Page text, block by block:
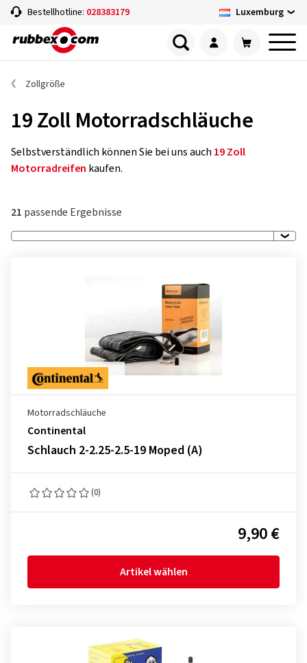
Bestellhotline: 028383179 Luxemburg
Zollgröße
19 Zoll Motorradschläuche
Selbstverständlich können Sie bei uns auch 19 Zoll
Motorradreifen kaufen.
21 passende Ergebnisse
Motorradschläuche
Continental
Schlauch 2-2.25-2.5-19 Moped (A)
(0)
9,90 €
Artikel wählen